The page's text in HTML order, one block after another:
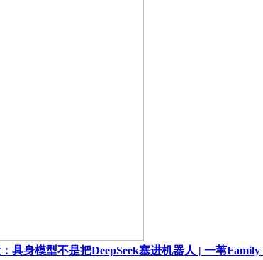
具身模型不是把DeepSeek塞进机器人 | 一苇Family